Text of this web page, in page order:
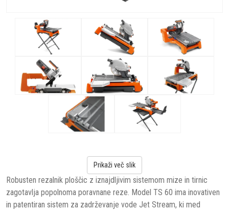
Robusten rezalnik ploščic z iznajdljivim sistemom mize in tirnic
zagotavlja popolnoma poravnane reze. Model TS 60 ima inovativen
in patentiran sistem za zadrževanje vode Jet Stream, ki med
Prikaži več slik